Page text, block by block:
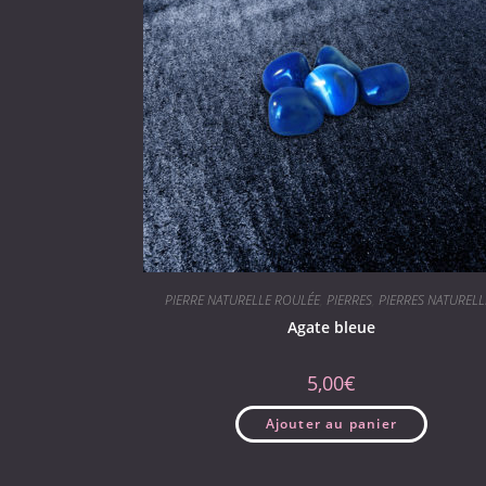
PIERRE NATURELLE ROULÉE, PIERRES, PIERRES
Agate bleue
5,00€
Ajouter au panier